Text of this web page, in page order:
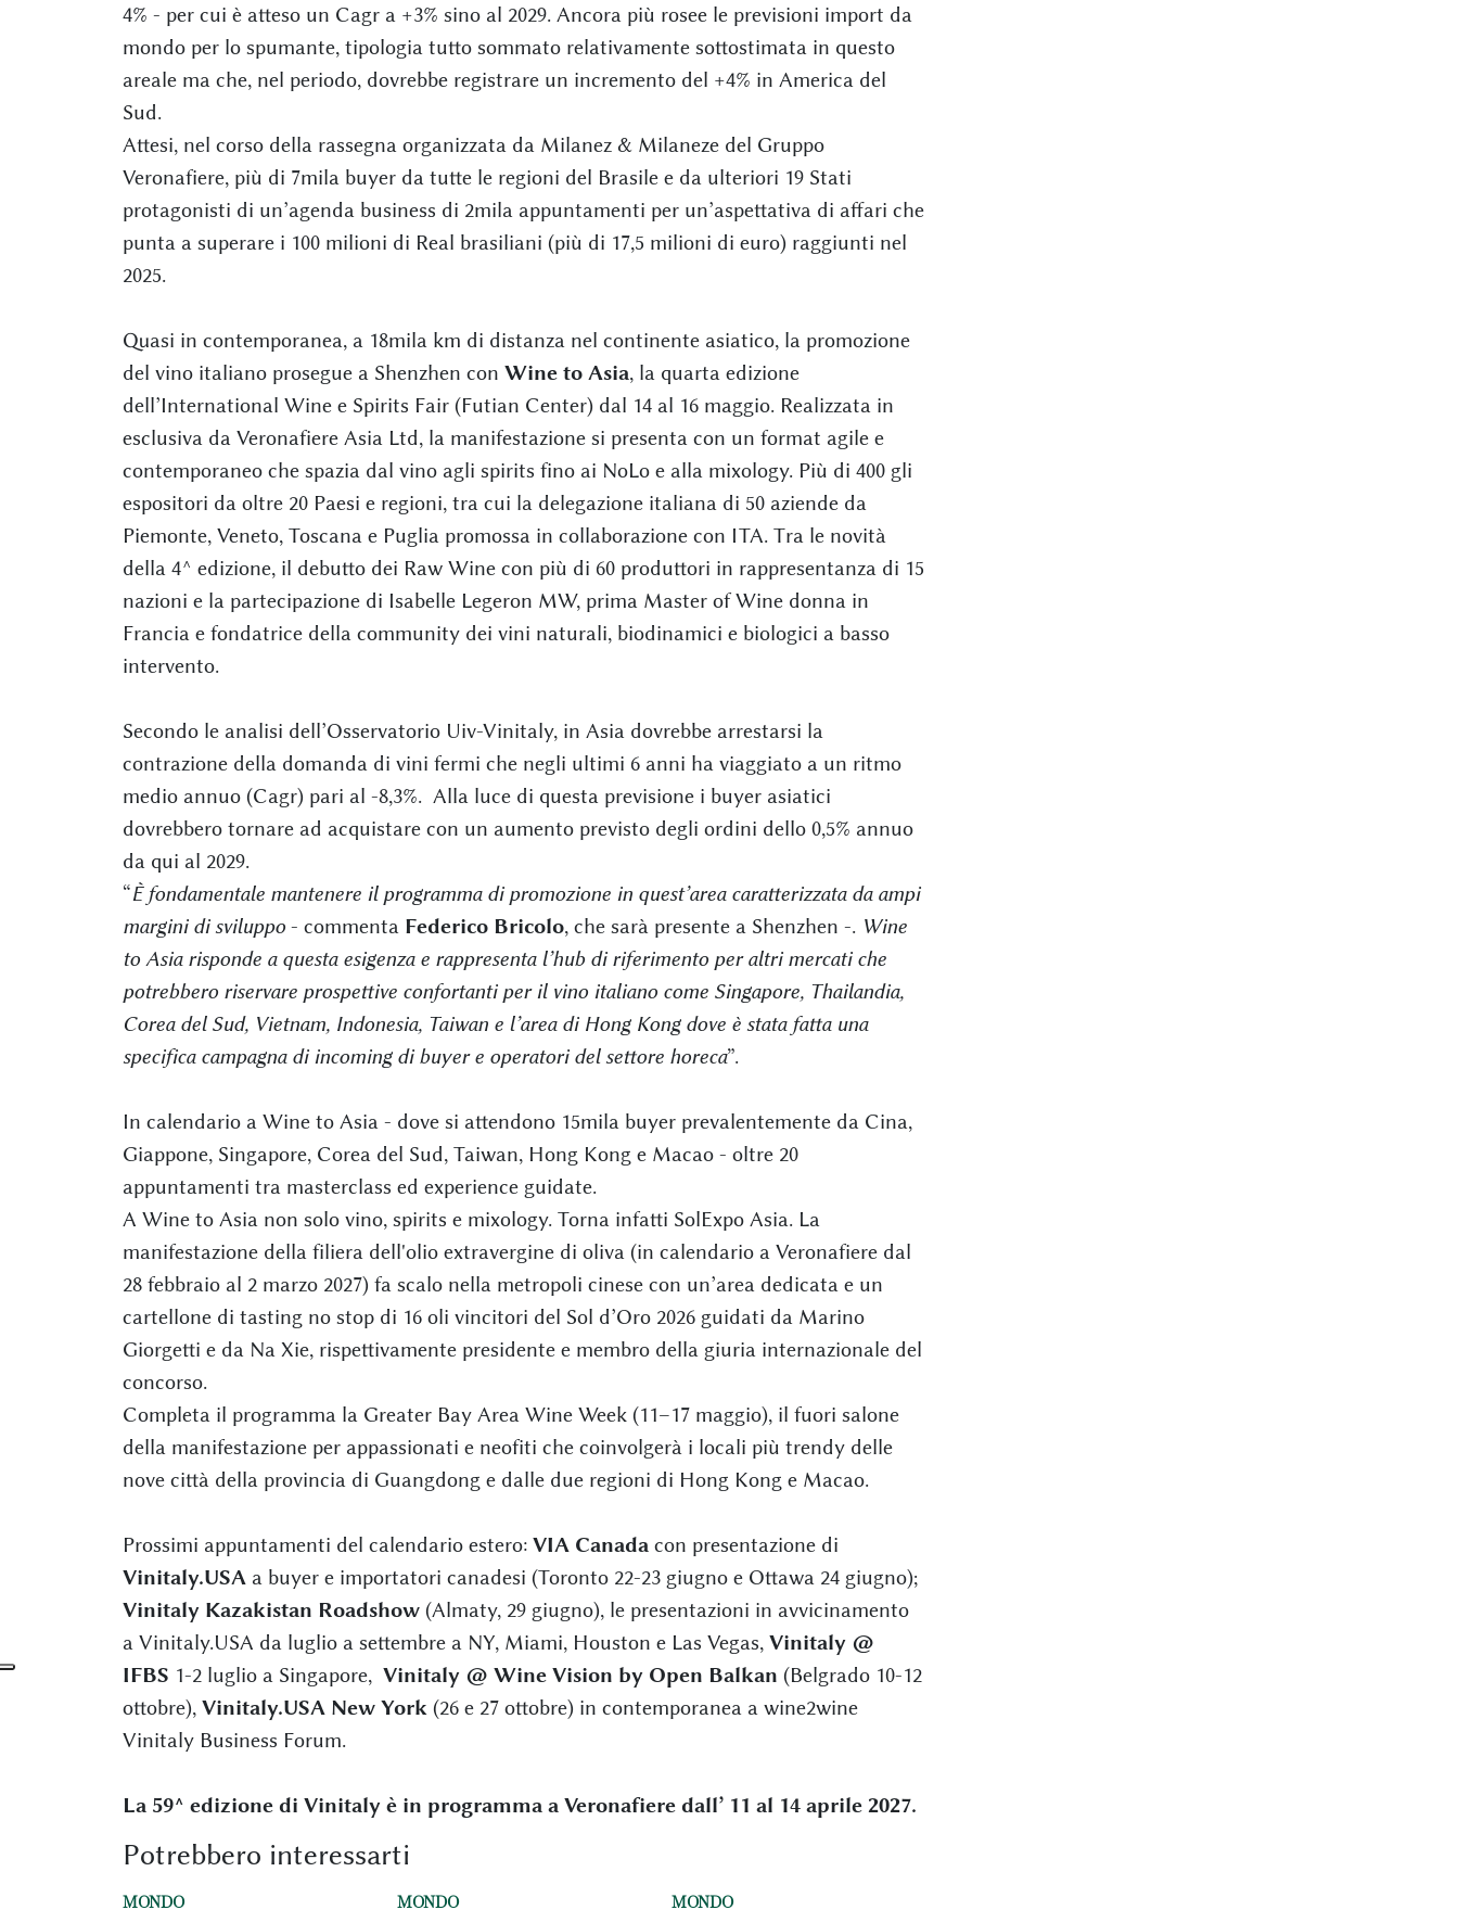
4% - per cui è atteso un Cagr a +3% sino al 2029. Ancora più rosee le previsioni import da
mondo per lo spumante, tipologia tutto sommato relativamente sottostimata in questo
areale ma che, nel periodo, dovrebbe registrare un incremento del +4% in America del
Sud.
Attesi, nel corso della rassegna organizzata da Milanez & Milaneze del Gruppo
Veronafiere, più di 7mila buyer da tutte le regioni del Brasile e da ulteriori 19 Stati
protagonisti di un’agenda business di 2mila appuntamenti per un’aspettativa di affari che
punta a superare i 100 milioni di Real brasiliani (più di 17,5 milioni di euro) raggiunti nel
2025.
Quasi in contemporanea, a 18mila km di distanza nel continente asiatico, la promozione
del vino italiano prosegue a Shenzhen con Wine to Asia, la quarta edizione
dell’International Wine e Spirits Fair (Futian Center) dal 14 al 16 maggio. Realizzata in
esclusiva da Veronafiere Asia Ltd, la manifestazione si presenta con un format agile e
contemporaneo che spazia dal vino agli spirits fino ai NoLo e alla mixology. Più di 400 gli
espositori da oltre 20 Paesi e regioni, tra cui la delegazione italiana di 50 aziende da
Piemonte, Veneto, Toscana e Puglia promossa in collaborazione con ITA. Tra le novità
della 4^ edizione, il debutto dei Raw Wine con più di 60 produttori in rappresentanza di 15
nazioni e la partecipazione di Isabelle Legeron MW, prima Master of Wine donna in
Francia e fondatrice della community dei vini naturali, biodinamici e biologici a basso
intervento.
Secondo le analisi dell’Osservatorio Uiv-Vinitaly, in Asia dovrebbe arrestarsi la
contrazione della domanda di vini fermi che negli ultimi 6 anni ha viaggiato a un ritmo
medio annuo (Cagr) pari al -8,3%. Alla luce di questa previsione i buyer asiatici
dovrebbero tornare ad acquistare con un aumento previsto degli ordini dello 0,5% annuo
da qui al 2029.
“È fondamentale mantenere il programma di promozione in quest’area caratterizzata da ampi
margini di sviluppo- commenta Federico Bricolo, che sarà presente a Shenzhen -. Wine
to Asia risponde a questa esigenza e rappresenta l’hub di riferimento per altri mercati che
potrebbero riservare prospettive confortanti per il vino italiano come Singapore, Thailandia,
Corea del Sud, Vietnam, Indonesia, Taiwan e l’area di Hong Kong dove è stata fatta una
specifica campagna di incoming di buyer e operatori del settore horeca”.
In calendario a Wine to Asia - dove si attendono 15mila buyer prevalentemente da Cina,
Giappone, Singapore, Corea del Sud, Taiwan, Hong Kong e Macao - oltre 20
appuntamenti tra masterclass ed experience guidate.
A Wine to Asia non solo vino, spirits e mixology. Torna infatti SolExpo Asia. La
manifestazione della filiera dell'olio extravergine di oliva (in calendario a Veronafiere dal
28 febbraio al 2 marzo 2027) fa scalo nella metropoli cinese con un’area dedicata e un
cartellone di tasting no stop di 16 oli vincitori del Sol d’Oro 2026 guidati da Marino
Giorgetti e da Na Xie, rispettivamente presidente e membro della giuria internazionale del
concorso.
Completa il programma la Greater Bay Area Wine Week (11–17 maggio), il fuori salone
della manifestazione per appassionati e neofiti che coinvolgerà i locali più trendy delle
nove città della provincia di Guangdong e dalle due regioni di Hong Kong e Macao.
Prossimi appuntamenti del calendario estero: VIA Canada con presentazione di
Vinitaly.USAa buyer e importatori canadesi (Toronto 22-23 giugno e Ottawa 24 giugno);
Vinitaly Kazakistan Roadshow(Almaty, 29 giugno), le presentazioni in avvicinamento
a Vinitaly.USA da luglio a settembre a NY, Miami, Houston e Las Vegas, Vinitaly @
IFBS 1-2 luglio a Singapore, Vinitaly @ Wine Vision by Open Balkan (Belgrado 10-12
ottobre), Vinitaly.USA New York(26 e 27 ottobre) in contemporanea a wine2wine
Vinitaly Business Forum.
La 59^ edizione di Vinitaly è in programma a Veronafiere dall’ 11 al 14 aprile 2027.
Potrebbero interessarti
MONDO MONDO MONDO